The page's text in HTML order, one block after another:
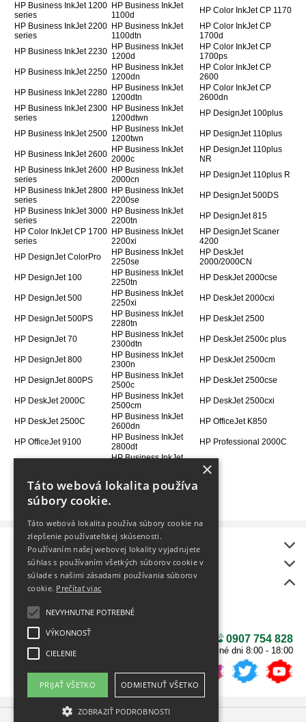
HP Business InkJet 1200
series
HP Business InkJet
1100d
HP Color InkJet CP 1170
HP Business InkJet 2200
series
HP Business InkJet
1100dtn
HP Color InkJet CP
1700d
HP Business InkJet 2230 HP Business InkJet
1200d
HP Color InkJet CP
1700ps
HP Business InkJet 2250 HP Business InkJet
1200dn
HP Color InkJet CP
2600
HP Business InkJet 2280 HP Business InkJet
1200dtn
HP Color InkJet CP
2600dn
HP Business InkJet 2300
series
HP Business InkJet
1200dtwn
HP DesignJet 100plus
HP Business InkJet 2500 HP Business InkJet
1200twn
HP DesignJet 110plus
HP Business InkJet 2600 HP Business InkJet
2000c
HP DesignJet 110plus
NR
HP Business InkJet 2600
series
HP Business InkJet
2000cn
HP DesignJet 110plus R
HP Business InkJet 2800
series
HP Business InkJet
2200se
HP DesignJet 500DS
HP Business InkJet 3000
series
HP Business InkJet
2200tn
HP DesignJet 815
HP Color InkJet CP 1700
series
HP Business InkJet
2200xi
HP DesignJet Scaner
4200
HP DesignJet ColorPro
HP Business InkJet
2250se
HP DeskJet
2000/2000CN
HP DesignJet 100
HP Business InkJet
2250tn
HP DeskJet 2000cse
HP DesignJet 500
HP Business InkJet
2250xi
HP DeskJet 2000cxi
HP DesignJet 500PS
HP Business InkJet
2280tn
HP DeskJet 2500
HP DesignJet 70
HP Business InkJet
2300dtn
HP DeskJet 2500c plus
HP DesignJet 800
HP Business InkJet
2300n
HP DeskJet 2500cm
HP DesignJet 800PS
HP Business InkJet
2500c
HP DeskJet 2500cse
HP DeskJet 2000C
HP Business InkJet
2500cm
HP DeskJet 2500cxi
HP DeskJet 2500C
HP Business InkJet
2600dn
HP OfficeJet K850
HP OfficeJet 9100
HP Business InkJet
2800dt
HP Professional 2000C
HP Business InkJet
HP OfficeJet 9120
Informácie
onlineToner
Bonus
Ako vybrať tlačiareň?
NÁŠ NOVÝ E-SHOP
0907 754 828
v pracovné dni 8:00 - 18:00
×
Táto webová lokalita používa
súbory cookie.
Táto webová lokalita používa súbory cookie na
zlepšenie používateľskej skúsenosti.
Používaním našej webovej lokality vyjadrujete
súhlas s používaním všetkých súborov cookie v
súlade s našimi zásadami používania súborov
cookie. Prečítať viac
NEVYHNUTNE POTREBNÉ
VÝKONNOSŤ
CIELENIE
PRIJAŤ VŠETKO ODMIETNUŤ VŠETKO
ZOBRAZIŤ PODROBNOSTI